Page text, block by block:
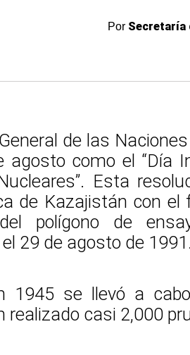
Por Secretaría
de las
agosto como el “Día
Esta
de Kazajistán con
polígono de
29 de agosto de
1945 se llevó a
realizado casi 2,000